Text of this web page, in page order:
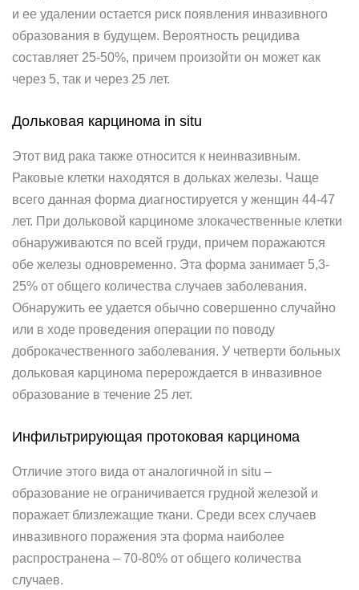
и ее удалении остается риск появления инвазивного
образования в будущем. Вероятность рецидива
составляет 25-50%, причем произойти он может как
через 5, так и через 25 лет.
Дольковая карцинома in situ
Этот вид рака также относится к неинвазивным.
Раковые клетки находятся в дольках железы. Чаще
всего данная форма диагностируется у женщин 44-47
лет. При дольковой карциноме злокачественные клетки
обнаруживаются по всей груди, причем поражаются
обе железы одновременно. Эта форма занимает 5,3-
25% от общего количества случаев заболевания.
Обнаружить ее удается обычно совершенно случайно
или в ходе проведения операции по поводу
доброкачественного заболевания. У четверти больных
дольковая карцинома перерождается в инвазивное
образование в течение 25 лет.
Инфильтрирующая протоковая карцинома
Отличие этого вида от аналогичной in situ –
образование не ограничивается грудной железой и
поражает близлежащие ткани. Среди всех случаев
инвазивного поражения эта форма наиболее
распространена – 70-80% от общего количества
случаев.